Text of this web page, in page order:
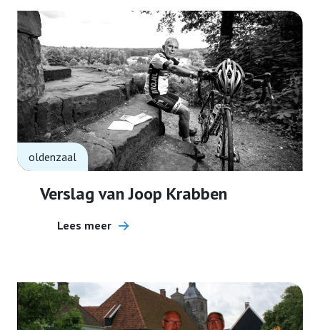
oldenzaal
Verslag van Joop Krabben
Lees meer